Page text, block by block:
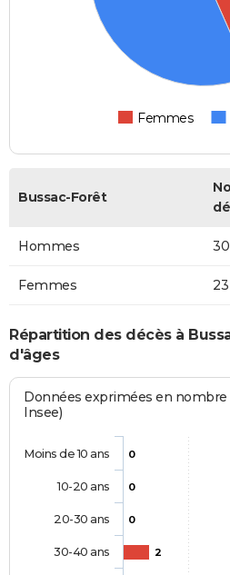
Femmes
Bussac-Forêt
Hommes 30
Femmes 23
Répartition des décès à
d'âges
Données exprimées en nombre
Insee)
0
0
0
2
Moins de 10 ans
10-20 ans
20-30 ans
30-40 ans